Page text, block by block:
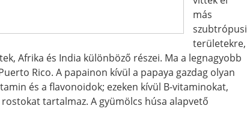
más
szubtrópusi
területekre,
Afrika és India különböző részei. Ma a legnagyobb
Rico. A papainon kívül a papaya gazdag olyan
és a flavonoidok; ezeken kívül B-vitaminokat,
tartalmaz. A gyümölcs húsa alapvető